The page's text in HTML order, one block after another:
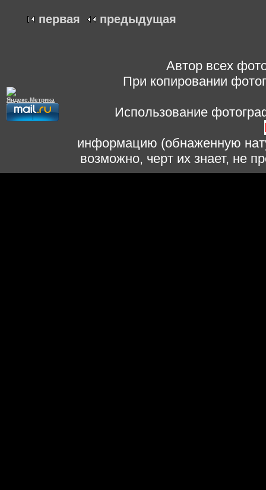
первая предыдущая
Автор всех
При копировании
Использование
информацию (обнаженную
возможно, черт их знает, не